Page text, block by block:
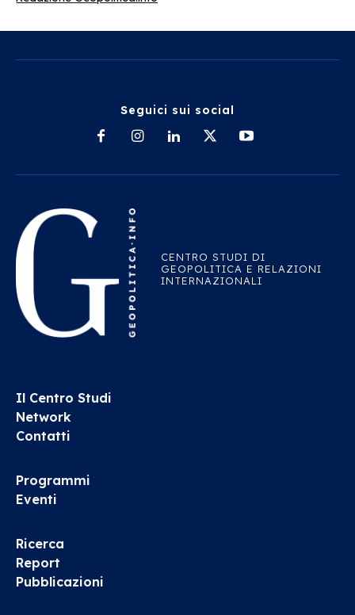
Seguici sui social
CENTRO STUDI DI
GEOPOLITICA E RELAZIONI
INTERNAZIONALI
Il Centro Studi
Network
Contatti
Programmi
Eventi
Ricerca
Report
Pubblicazioni